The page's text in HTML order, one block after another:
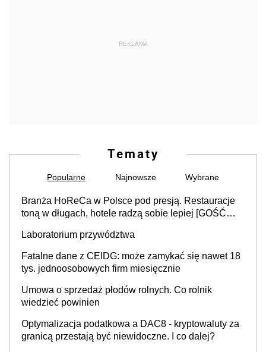
REKLAMA
Tematy
Popularne Najnowsze Wybrane
Branża HoReCa w Polsce pod presją. Restauracje
toną w długach, hotele radzą sobie lepiej [GOŚĆ
Laboratorium przywództwa
Fatalne dane z CEIDG: może zamykać się nawet 18
tys. jednoosobowych firm miesięcznie
Umowa o sprzedaż płodów rolnych. Co rolnik
wiedzieć powinien
Optymalizacja podatkowa a DAC8 - kryptowaluty za
granicą przestają być niewidoczne. I co dalej?